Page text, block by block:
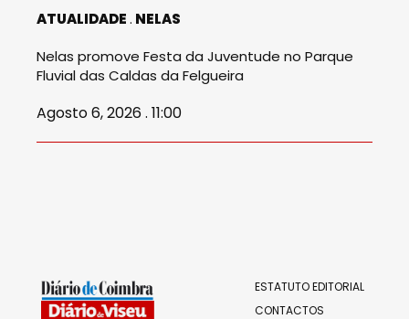
ATUALIDADE NELAS
Nelas promove Festa da Juventude no Parque
Fluvial das Caldas da Felgueira
Agosto 6, 2026 . 11:00
ESTATUTO EDITORIAL
CONTACTOS